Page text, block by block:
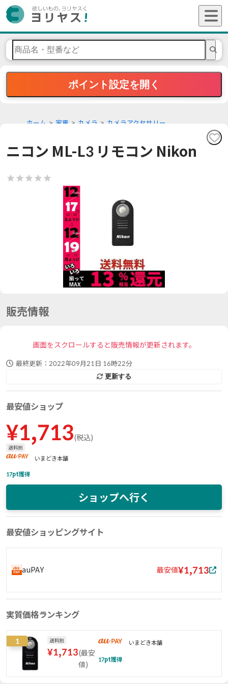
ポイント設定を開く
ホーム 家電 カメラ カメラアクセサリー
ニコン ML-L3 リモコン Nikon
販売情報
画面をスクロールすると販売情報が更新されます。
最終更新： 2022年09月21日 16時22分
更新する
最安値ショップ
¥1,713(税込)
送料別
いまどき本舗
17pt獲得
ショップへ行く
最安値ショッピングサイト
auPAY 最安値¥1,713
実質価格ランキング
1 送料別
¥1,713(最安
値)
いまどき本舗
17pt獲得